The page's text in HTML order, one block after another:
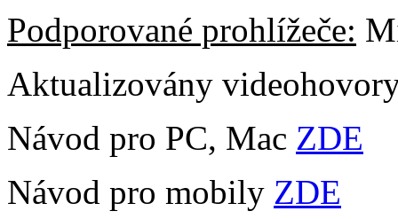
Podporované prohlížeče:
Aktualizovány
Návod pro PC, Mac ZDE
Návod pro mobily ZDE